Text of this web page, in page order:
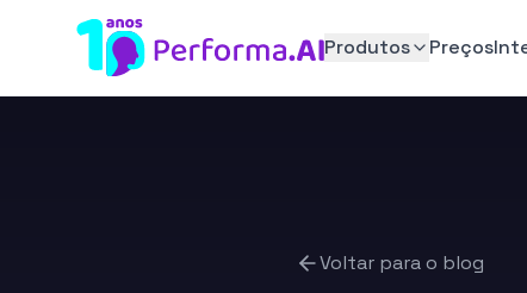
Produtos Preços
Voltar para o blog